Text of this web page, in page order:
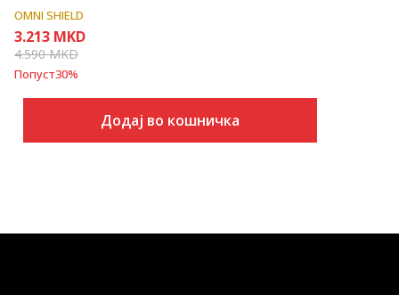
OMNI SHIELD
3.213 MKD
4.590MKD
Попуст30%
Додај во кошничка